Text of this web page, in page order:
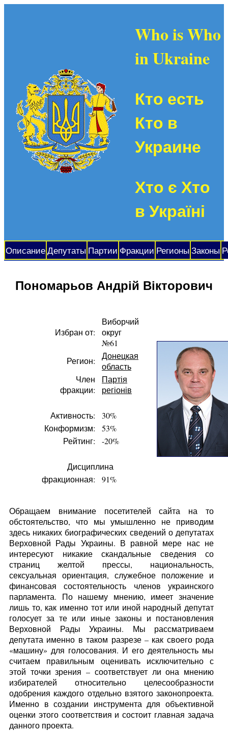
Who is Who
in Ukraine
Кто есть
Кто в
Украине
Хто є Хто
в Україні
Описание Депутаты Партии Фракции Регионы Законы
Пономарьов Андрій Вікторович
Избран от:
Виборчий
округ
№61
Регион:
Донецкая
область
Член
фракции:
Партія
регіонів
Активность:
30%
Конформизм:
53%
Рейтинг:
-20%
Дисциплина
фракционная:
91%
Обращаем внимание посетителей сайта на то
обстоятельство, что мы умышленно не приводим
здесь никаких биографических сведений о депутатах
Верховной Рады Украины. В равной мере нас не
интересуют никакие скандальные сведения со
страниц желтой прессы, национальность,
сексуальная ориентация, служебное положение и
финансовая состоятельность членов украинского
парламента. По нашему мнению, имеет значение
лишь то, как именно тот или иной народный депутат
голосует за те или иные законы и постановления
Верховной Рады Украины. Мы рассматриваем
депутата именно в таком разрезе – как своего рода
«машину» для голосования. И его деятельность мы
считаем правильным оценивать исключительно с
этой точки зрения – соответствует ли она мнению
избирателей относительно целесообразности
одобрения каждого отдельно взятого законопроекта.
Именно в создании инструмента для объективной
оценки этого соответствия и состоит главная задача
данного проекта.